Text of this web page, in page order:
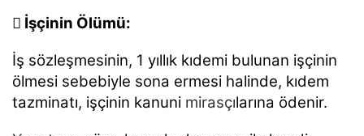
 İşçinin Ölümü:
İş sözleşmesinin, 1 yıllık kıdemi bulunan işçinin
ölmesi sebebiyle sona ermesi halinde, kıdem
tazminatı, işçinin kanuni mirasçılarına ödenir.